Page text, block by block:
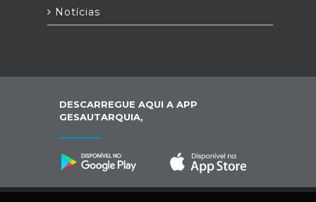
Notícias
DESCARREGUE AQUI A APP
GESAUTARQUIA,